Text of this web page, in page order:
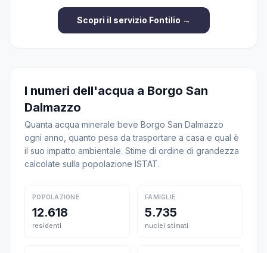
Scopri il servizio Fontilio →
I numeri dell'acqua a Borgo San
Dalmazzo
Quanta acqua minerale beve Borgo San Dalmazzo
ogni anno, quanto pesa da trasportare a casa e qual è
il suo impatto ambientale. Stime di ordine di grandezza
calcolate sulla popolazione ISTAT.
POPOLAZIONE
12.618
residenti
FAMIGLIE
5.735
nuclei stimati